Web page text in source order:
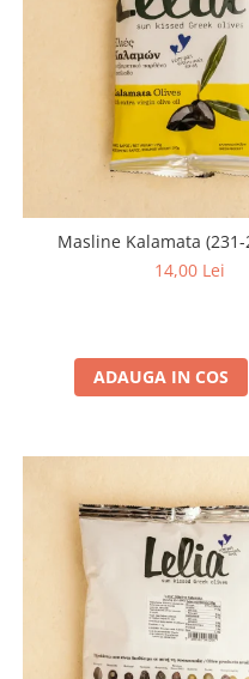
Masline Kalamata (231-
14,00 Lei
ADAUGA IN COS